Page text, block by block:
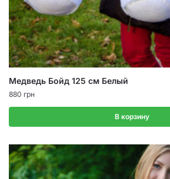
Медведь Бойд 125 см Белый
880 грн
В корзину